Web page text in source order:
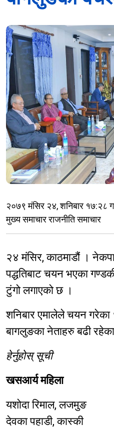
२०७९ मंसिर २४, शनिबार
मुख्य समाचार राजनीति समाचार
२४ मंसिर, काठमाडौं ।
पद्धतिबाट चयन भएका
टुंगो लगाएको छ ।
शनिबार एमालेले चयन
बागलुङका नेताहरु बढी
हेर्नुहोस् सूची
खसआर्य महिला
यशोदा रिमाल, लजमुङ
देवका पहाडी, कास्की